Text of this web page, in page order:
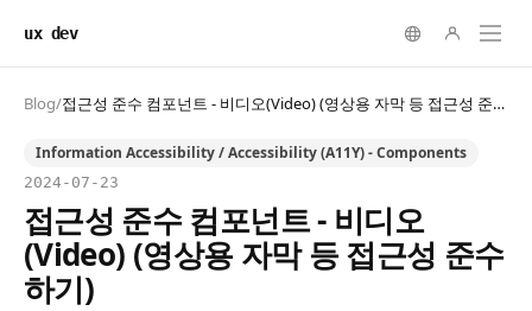
ux dev
Blog/ 접근성 준수 컴포넌트 - 비디오(Video) (영상용 자막 등 접근성 준수하기)
Information Accessibility / Accessibility (A11Y) - Components
2024-07-23
접근성 준수 컴포넌트 - 비디오
(Video) (영상용 자막 등 접근성 준수
하기)